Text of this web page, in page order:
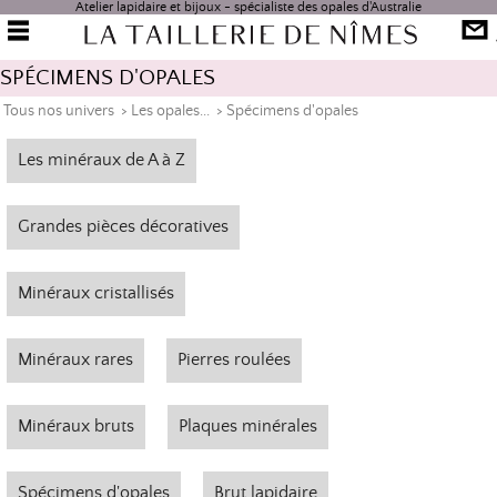
Atelier lapidaire et bijoux - spécialiste des opales d'Australie
SPÉCIMENS D'OPALES
Tous nos univers > Les opales... > Spécimens d'opales
Les minéraux de A à Z
Grandes pièces décoratives
Minéraux cristallisés
Minéraux rares Pierres roulées
Minéraux bruts Plaques minérales